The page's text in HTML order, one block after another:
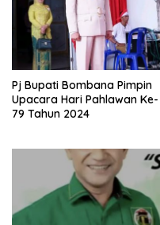
Pj Bupati Bombana Pimpin
Upacara Hari Pahlawan Ke-
79 Tahun 2024